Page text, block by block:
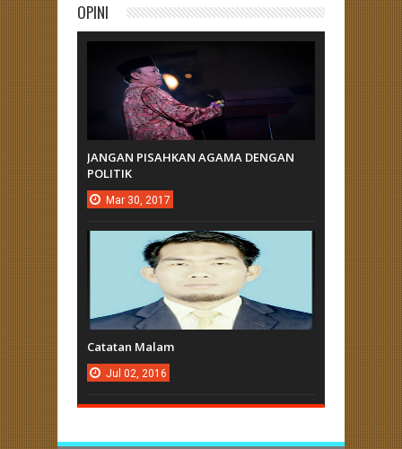
OPINI
JANGAN PISAHKAN AGAMA DENGAN
POLITIK
Mar 30, 2017
Catatan Malam
Jul 02, 2016